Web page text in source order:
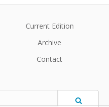
Current Edition
Archive
Contact